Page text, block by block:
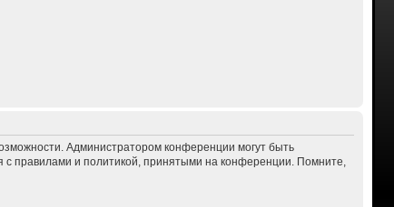
Администратором конференции могут быть
с правилами и политикой, принятыми на конференции. Помните,